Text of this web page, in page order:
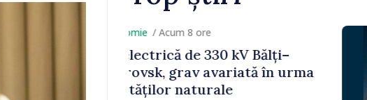
/ Acum 8 ore
Sancțiuni disciplinare după vizita
delegației talibanilor în Republica
Moldova. Maia Sandu: „Este rușinos